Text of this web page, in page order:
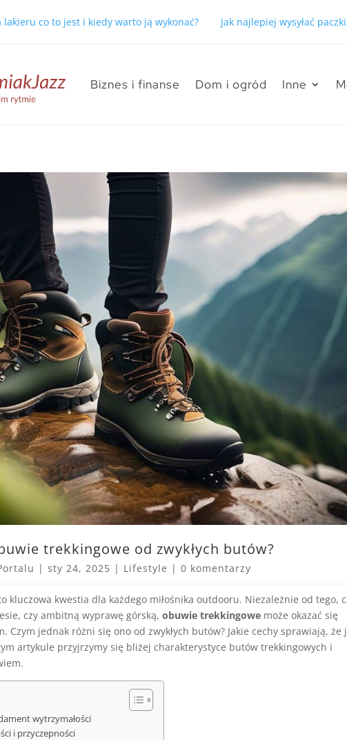
lakieru co to jest i kiedy warto ją wykonać? Jak najlepiej wysyłać
Biznes i finanse Dom i ogród Inne
trekkingowe od zwykłych butów?
| sty 24, 2025 | Lifestyle | 0 komentarzy
kluczowa kwestia dla każdego miłośnika outdooru. Niezależnie od tego,
czy ambitną wyprawę górską, obuwie trekkingowe może okazać się
Czym jednak różni się ono od zwykłych butów? Jakie cechy sprawiają, że
artykule przyjrzymy się bliżej charakterystyce butów trekkingowych i
wytrzymałości
i przyczepności